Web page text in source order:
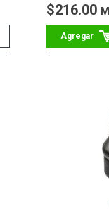
$216.00